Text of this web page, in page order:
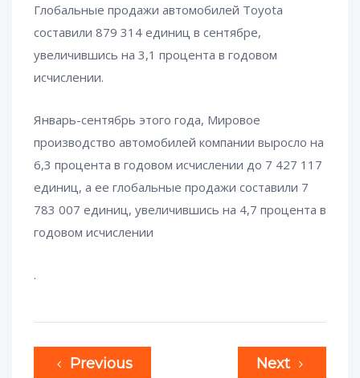
Глобальные продажи автомобилей Toyota
составили 879 314 единиц в сентябре,
увеличившись на 3,1 процента в годовом
исчислении.
Январь-сентябрь этого года, Мировое
производство автомобилей компании выросло на
6,3 процента в годовом исчислении до 7 427 117
единиц, а ее глобальные продажи составили 7
783 007 единиц, увеличившись на 4,7 процента в
годовом исчислении
.
Previous Next